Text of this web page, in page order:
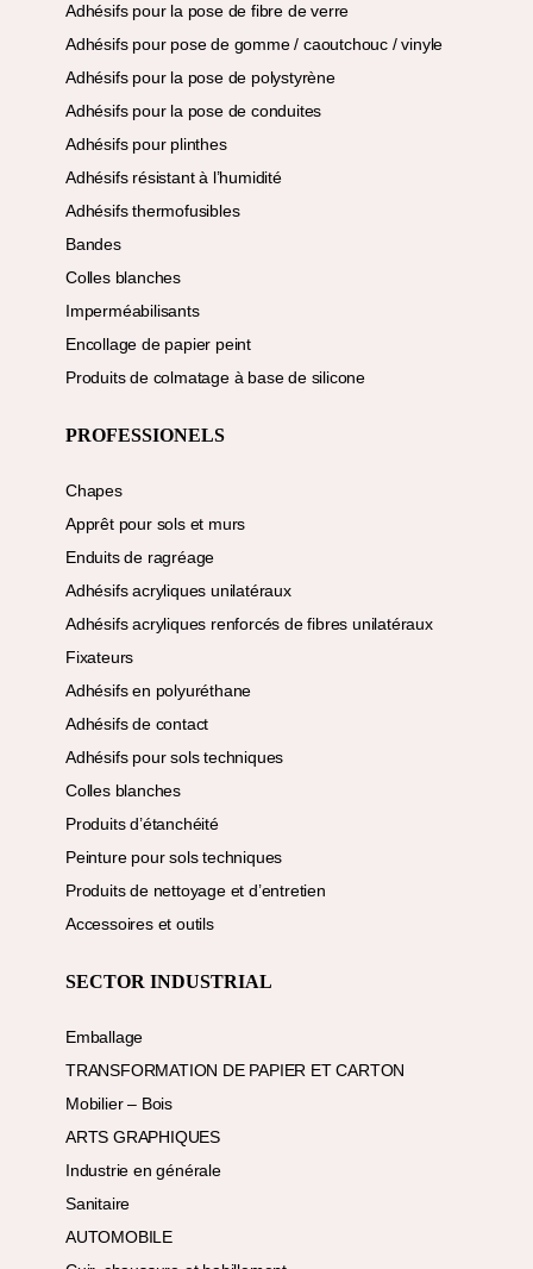
Adhésifs pour la pose de fibre de verre
Adhésifs pour pose de gomme / caoutchouc / vinyle
Adhésifs pour la pose de polystyrène
Adhésifs pour la pose de conduites
Adhésifs pour plinthes
Adhésifs résistant à l’humidité
Adhésifs thermofusibles
Bandes
Colles blanches
Imperméabilisants
Encollage de papier peint
Produits de colmatage à base de silicone
PROFESSIONELS
Chapes
Apprêt pour sols et murs
Enduits de ragréage
Adhésifs acryliques unilatéraux
Adhésifs acryliques renforcés de fibres unilatéraux
Fixateurs
Adhésifs en polyuréthane
Adhésifs de contact
Adhésifs pour sols techniques
Colles blanches
Produits d’étanchéité
Peinture pour sols techniques
Produits de nettoyage et d’entretien
Accessoires et outils
SECTOR INDUSTRIAL
Emballage
TRANSFORMATION DE PAPIER ET CARTON
Mobilier – Bois
ARTS GRAPHIQUES
Industrie en générale
Sanitaire
AUTOMOBILE